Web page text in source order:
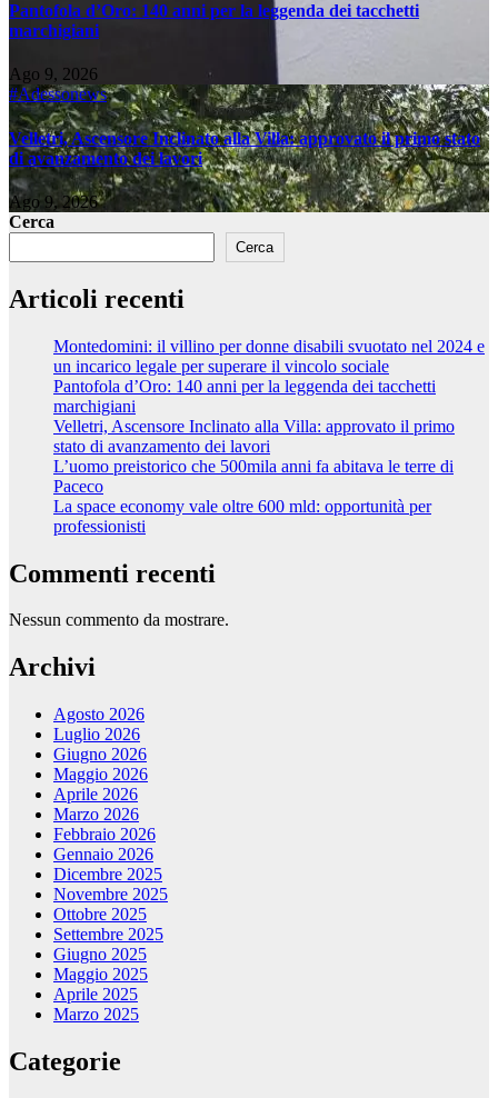
Pantofola d’Oro: 140 anni per la leggenda dei tacchetti
marchigiani
Ago 9, 2026
#Adessonews
Velletri, Ascensore Inclinato alla Villa: approvato il primo stato
di avanzamento dei lavori
Ago 9, 2026
Cerca
Cerca
Articoli recenti
Montedomini: il villino per donne disabili svuotato nel 2024 e
un incarico legale per superare il vincolo sociale
Pantofola d’Oro: 140 anni per la leggenda dei tacchetti
marchigiani
Velletri, Ascensore Inclinato alla Villa: approvato il primo
stato di avanzamento dei lavori
L’uomo preistorico che 500mila anni fa abitava le terre di
Paceco
La space economy vale oltre 600 mld: opportunità per
professionisti
Commenti recenti
Nessun commento da mostrare.
Archivi
Agosto 2026
Luglio 2026
Giugno 2026
Maggio 2026
Aprile 2026
Marzo 2026
Febbraio 2026
Gennaio 2026
Dicembre 2025
Novembre 2025
Ottobre 2025
Settembre 2025
Giugno 2025
Maggio 2025
Aprile 2025
Marzo 2025
Categorie